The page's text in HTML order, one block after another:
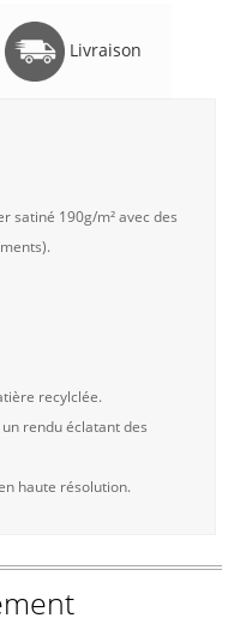
Livraison
satiné 190g/m² avec des
recylclée.
rendu éclatant des
haute résolution.